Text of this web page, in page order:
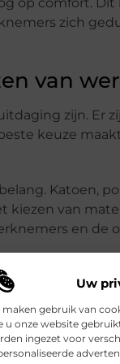
Uw
maken gebruik van
u onze website
ingezet voor
zich
van
zijn. Er
keuze
Katoen,
kiezen van
en de
de veiligheid
is,